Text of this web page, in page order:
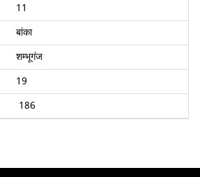
11
बांका
शम्भूगंज
19
186